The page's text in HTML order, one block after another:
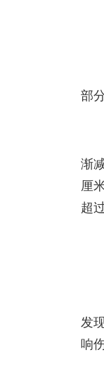
部
渐
厘
超
发
响